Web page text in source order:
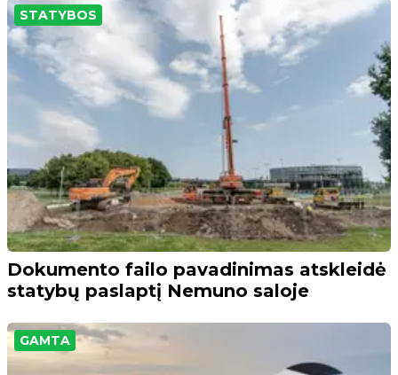
STATYBOS
Dokumento failo pavadinimas atskleidė
statybų paslaptį Nemuno saloje
GAMTA